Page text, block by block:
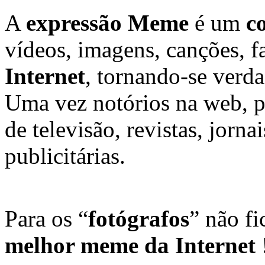
A expressão Meme é um
vídeos, imagens, canções,
Internet, tornando-se
Uma vez notórios na web,
de televisão, revistas,
publicitárias.
Para os “fotógrafos” não
melhor meme da Internet